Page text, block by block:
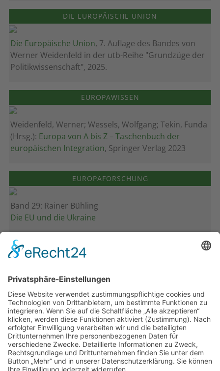
DIE EUROPÄISCHE UNION
Die Europäische Union, 7. Auflage des Bandes von
Werner Weidenfeld in der utb-Reihe "Grundzüge der
Politikwissenschaft", 2025.
EUROPAWISSEN
Weidenfeld, Werner; Wessels, Wolfgang; Tekin, Funda
(Hrsg.): Europa von A bis Z – Taschenbuch der
europäischen Integration, Springer Verlag 2023
EUROPAFORSCHUNG
Band 29: Rainer Bühling
Die EU und die Ukraine
Band 28: Andrea Zeller
Eurorettung um jeden Preis?
Band 27: Thomas Jansen
Europa verstehen
Band 26: Andreas Öffner
Die Macht der Interessen
Band 25: Edmund Ratka